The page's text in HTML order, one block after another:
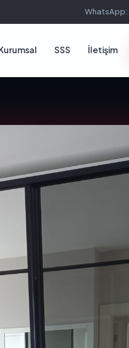
WhatsApp:
SSS İletişim